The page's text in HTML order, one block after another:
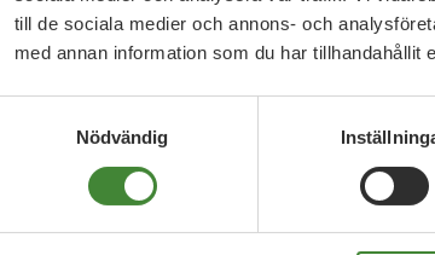
till de sociala medier och annons- och
med annan information som du har
Nödvändig